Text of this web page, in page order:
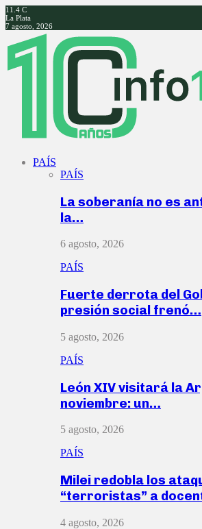
11.4 C
La Plata
7 agosto, 2026
Facebook
Twitter
Instagram
Youtube
PAÍS
PAÍS
La soberanía no es
la…
6 agosto, 2026
PAÍS
Fuerte derrota del
presión social frenó…
5 agosto, 2026
PAÍS
León XIV visitará la
noviembre: un…
5 agosto, 2026
PAÍS
Milei redobla los
“terroristas” a
4 agosto, 2026